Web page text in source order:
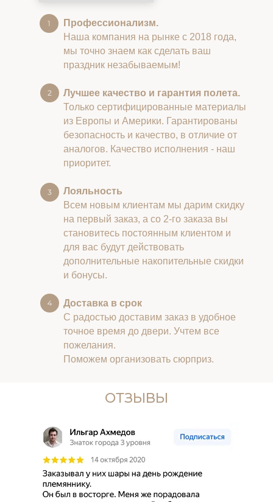
Профессионализм.
Наша компания на рынке с 2018 года,
мы точно знаем как сделать ваш
праздник незабываемым!
Лучшее качество и гарантия полета.
Только сертифицированные материалы
из Европы и Америки. Гарантированы
безопасность и качество, в отличие от
аналогов. Качество исполнения - наш
приоритет.
Лояльность
Всем новым клиентам мы дарим скидку
на первый заказ, а со 2-го заказа вы
становитесь постоянным клиентом и
для вас будут действовать
дополнительные накопительные скидки
и бонусы.
Доставка в срок
С радостью доставим заказ в удобное
точное время до двери. Учтем все
пожелания.
Поможем организовать сюрприз.
ОТЗЫВЫ